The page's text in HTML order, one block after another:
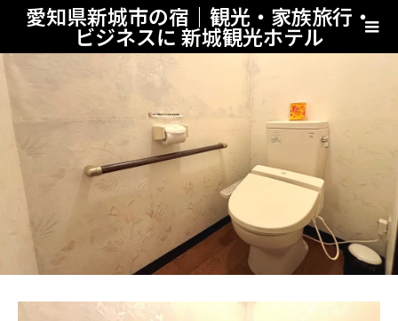
愛知県新城市の宿｜観光・家族旅行・
ビジネスに 新城観光ホテル